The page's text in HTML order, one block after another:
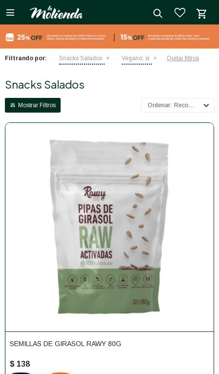

Filtrando por: Snacks Salados Vegano: si Quitar filtros
Snacks Salados
Recomendados
SEMILLAS DE GIRASOL RAWY 80G
$ 138